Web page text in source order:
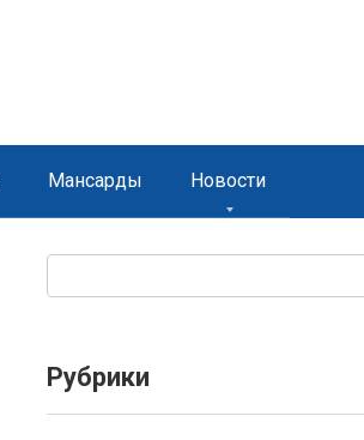
Мансарды Новости
Рубрики